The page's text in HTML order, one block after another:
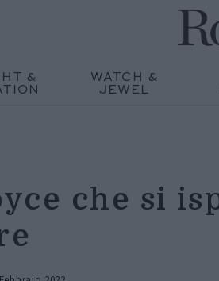
&
WATCH &
JEWEL
che si